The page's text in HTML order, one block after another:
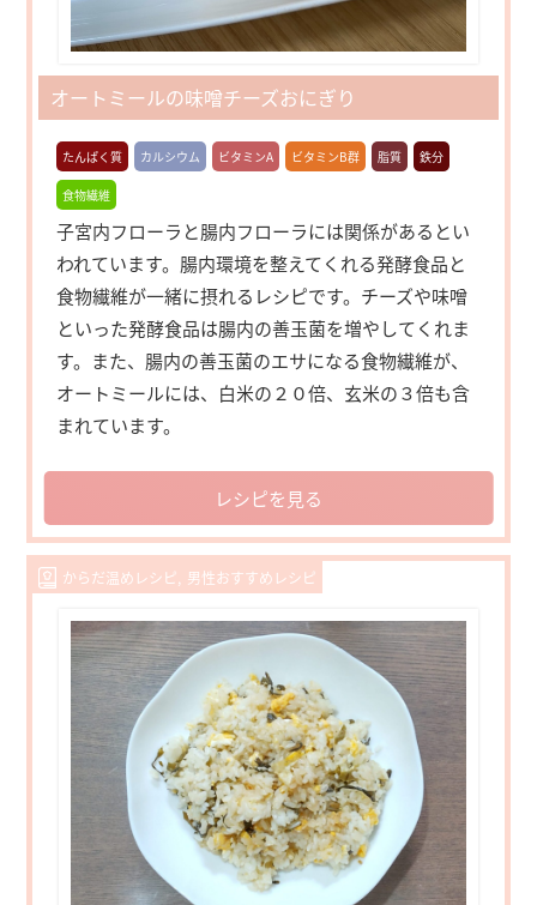
オートミールの味噌チーズおにぎり
たんぱく質 カルシウム ビタミンA ビタミンB群 脂質 鉄分
食物繊維
子宮内フローラと腸内フローラには関係があるとい
われています。腸内環境を整えてくれる発酵食品と
食物繊維が一緒に摂れるレシピです。チーズや味噌
といった発酵食品は腸内の善玉菌を増やしてくれま
す。また、腸内の善玉菌のエサになる食物繊維が、
オートミールには、白米の２０倍、玄米の３倍も含
まれています。
レシピを見る
からだ温めレシピ 男性おすすめレシピ